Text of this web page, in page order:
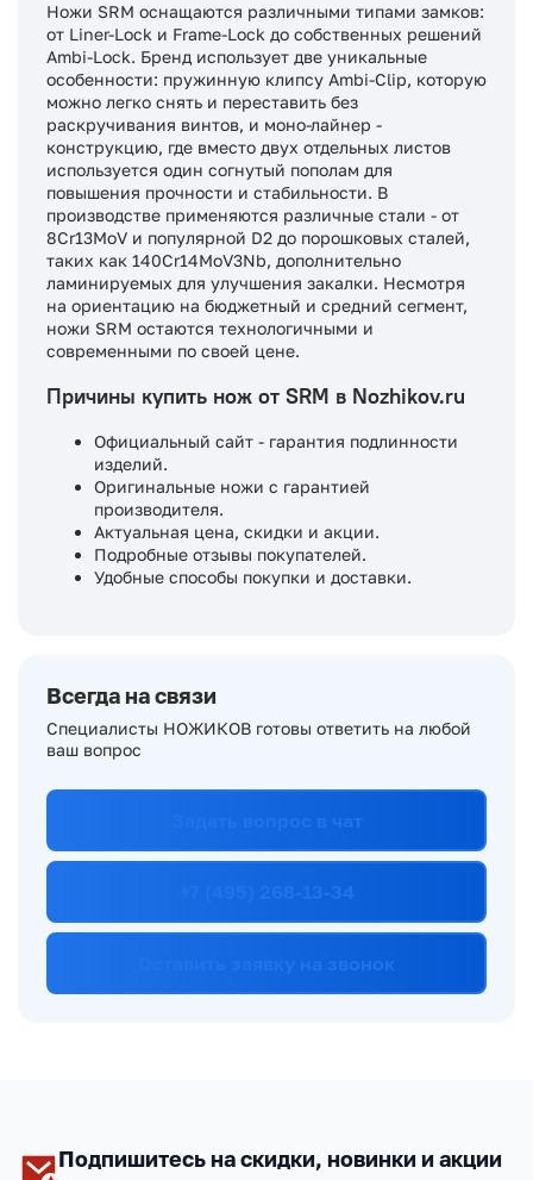
Ножи SRM оснащаются различными типами замков:
от Liner-Lock и Frame-Lock до собственных решений
Ambi-Lock. Бренд использует две уникальные
особенности: пружинную клипсу Ambi-Clip, которую
можно легко снять и переставить без
раскручивания винтов, и моно-лайнер -
конструкцию, где вместо двух отдельных листов
используется один согнутый пополам для
повышения прочности и стабильности. В
производстве применяются различные стали - от
8Cr13MoV и популярной D2 до порошковых сталей,
таких как 140Cr14MoV3Nb, дополнительно
ламинируемых для улучшения закалки. Несмотря
на ориентацию на бюджетный и средний сегмент,
ножи SRM остаются технологичными и
современными по своей цене.
Причины купить нож от SRM в Nozhikov.ru
Официальный сайт - гарантия подлинности
изделий.
Оригинальные ножи с гарантией
производителя.
Актуальная цена, скидки и акции.
Подробные отзывы покупателей.
Удобные способы покупки и доставки.
Всегда на связи
Специалисты НОЖИКОВ готовы ответить на любой
ваш вопрос
Подпишитесь на скидки, новинки и акции